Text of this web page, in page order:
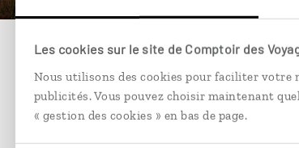
Les cookies sur le site de Comptoir des
Nous utilisons des cookies pour faciliter votre
publicités. Vous pouvez choisir maintenant
« gestion des cookies » en bas de page.